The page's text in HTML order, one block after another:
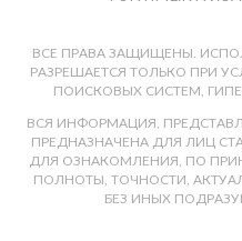
ВСЕ ПРАВА ЗАЩИЩЕНЫ.
РАЗРЕШАЕТСЯ ТОЛЬКО ПРИ
ПОИСКОВЫХ СИСТЕМ,
ВСЯ ИНФОРМАЦИЯ,
ПРЕДНАЗНАЧЕНА ДЛЯ ЛИЦ
ДЛЯ ОЗНАКОМЛЕНИЯ, ПО
ПОЛНОТЫ, ТОЧНОСТИ,
БЕЗ ИНЫХ